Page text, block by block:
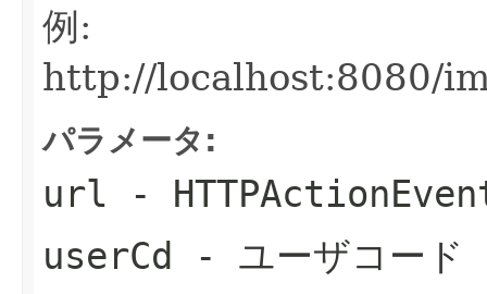
例:
http://localhost:8080/
パラメータ:
url -
userCd - ユーザコード